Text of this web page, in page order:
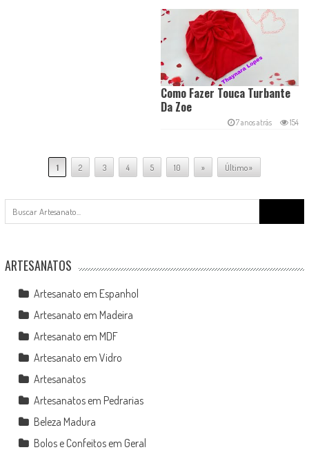
Como Fazer Touca Turbante
Da Zoe
7 anos atrás 154
1 2 3 4 5 10 » Último »
for:
ARTESANATOS
Artesanato em Espanhol
Artesanato em Madeira
Artesanato em MDF
Artesanato em Vidro
Artesanatos
Artesanatos em Pedrarias
Beleza Madura
Bolos e Confeitos em Geral